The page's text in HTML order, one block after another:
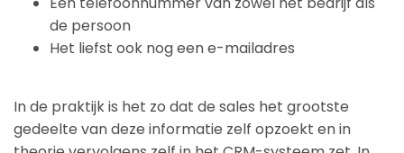
de persoon
Het liefst ook nog een e-mailadres
In de praktijk is het zo dat de sales het grootste
gedeelte van deze informatie zelf opzoekt en in